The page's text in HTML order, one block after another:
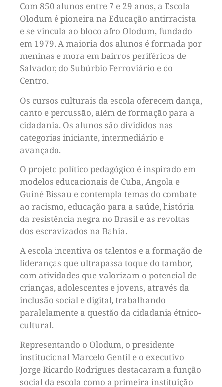
Com 850 alunos entre 7 e 29 anos, a Escola
Olodum é pioneira na Educação antirracista
e se vincula ao bloco afro Olodum, fundado
em 1979. A maioria dos alunos é formada por
meninas e mora em bairros periféricos de
Salvador, do Subúrbio Ferroviário e do
Centro.
Os cursos culturais da escola oferecem dança,
canto e percussão, além de formação para a
cidadania. Os alunos são divididos nas
categorias iniciante, intermediário e
avançado.
O projeto político pedagógico é inspirado em
modelos educacionais de Cuba, Angola e
Guiné Bissau e contempla temas do combate
ao racismo, educação para a saúde, história
da resistência negra no Brasil e as revoltas
dos escravizados na Bahia.
A escola incentiva os talentos e a formação de
lideranças que ultrapassa toque do tambor,
com atividades que valorizam o potencial de
crianças, adolescentes e jovens, através da
inclusão social e digital, trabalhando
paralelamente a questão da cidadania étnico-
cultural.
Representando o Olodum, o presidente
institucional Marcelo Gentil e o executivo
Jorge Ricardo Rodrigues destacaram a função
social da escola como a primeira instituição